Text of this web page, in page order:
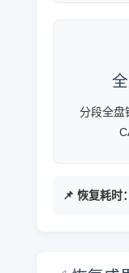
分段全盘
📌 恢复耗时：